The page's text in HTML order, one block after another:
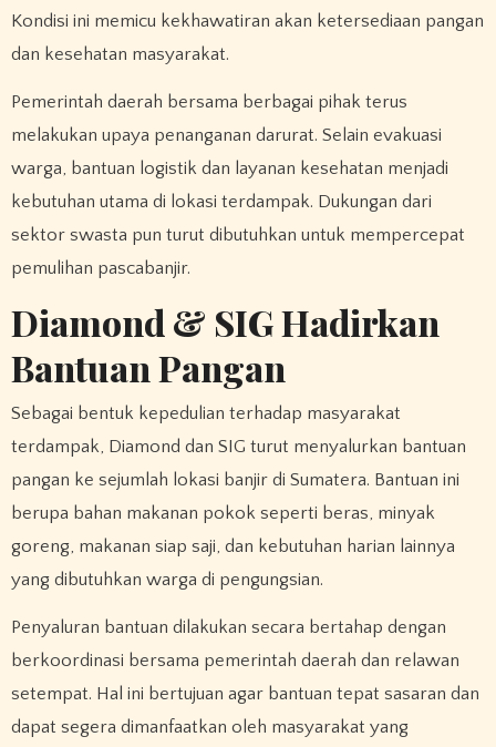
Kondisi ini memicu kekhawatiran akan ketersediaan pangan
dan kesehatan masyarakat.
Pemerintah daerah bersama berbagai pihak terus
melakukan upaya penanganan darurat. Selain evakuasi
warga, bantuan logistik dan layanan kesehatan menjadi
kebutuhan utama di lokasi terdampak. Dukungan dari
sektor swasta pun turut dibutuhkan untuk mempercepat
pemulihan pascabanjir.
Diamond & SIG Hadirkan
Bantuan Pangan
Sebagai bentuk kepedulian terhadap masyarakat
terdampak, Diamond dan SIG turut menyalurkan bantuan
pangan ke sejumlah lokasi banjir di Sumatera. Bantuan ini
berupa bahan makanan pokok seperti beras, minyak
goreng, makanan siap saji, dan kebutuhan harian lainnya
yang dibutuhkan warga di pengungsian.
Penyaluran bantuan dilakukan secara bertahap dengan
berkoordinasi bersama pemerintah daerah dan relawan
setempat. Hal ini bertujuan agar bantuan tepat sasaran dan
dapat segera dimanfaatkan oleh masyarakat yang